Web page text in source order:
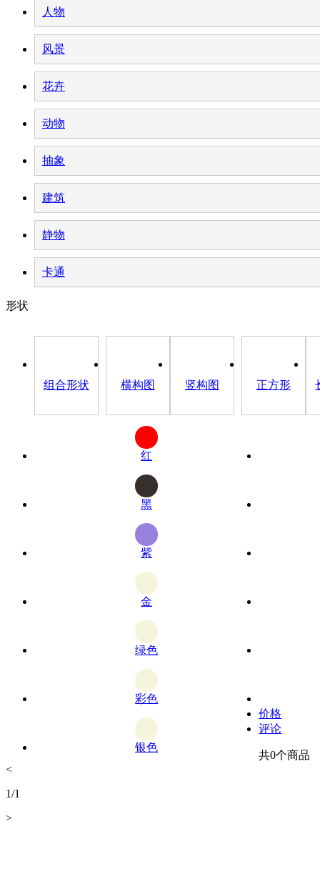
人物
风景
花卉
动物
抽象
建筑
静物
卡通
形状
组合形状 横构图 竖构图 正方形
红
黑
紫
金
绿色
彩色
银色
价格
评论
共0个商品
<
1/1
>